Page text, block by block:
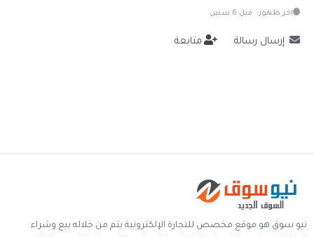
اخر ظهور: قبل 6 سنين
إرسال رسالة متابعة
نيو سوق هو موقع مخصص للتجارة الإلكترونية يتم من خلاله بيع وشراء